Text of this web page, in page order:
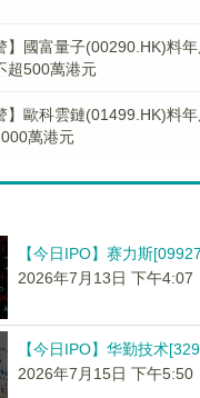
】國富量子(00290.HK)料
超500萬港元
】歐科雲鏈(01499.HK)料
萬港元
【今日IPO】赛力斯
2026年7月13日 下午4:07
【今日IPO】华勤技术
2026年7月15日 下午5:50